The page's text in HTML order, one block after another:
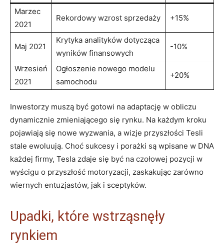
Marzec
2021
Rekordowy wzrost sprzedaży +15%
Maj 2021
Krytyka analityków ‌dotycząca
wyników finansowych
-10%
Wrzesień
2021
Ogłoszenie nowego modelu
samochodu
+20%
Inwestorzy muszą być⁢ gotowi na adaptację w ​obliczu
‌dynamicznie zmieniającego​ się rynku. Na⁤ każdym kroku
⁣pojawiają się nowe wyzwania, a wizje przyszłości Tesli
stale ewoluują. Choć sukcesy i porażki‍ są wpisane w DNA
każdej⁢ firmy, Tesla zdaje się‌ być na ‍czołowej pozycji w
wyścigu o przyszłość ⁤motoryzacji, zaskakując zarówno
wiernych entuzjastów, jak i sceptyków.
Upadki,​ które wstrząsnęły
rynkiem